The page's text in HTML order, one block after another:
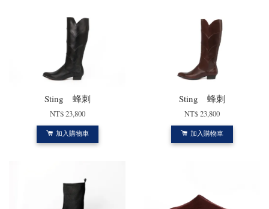
Sting 蜂刺
NT$ 23,800
加入購物車
Sting 蜂刺
NT$ 23,800
加入購物車